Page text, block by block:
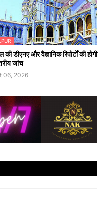
की डीएनए और वैज्ञानिक रिपोर्टों की होगी
जांच
06, 2026